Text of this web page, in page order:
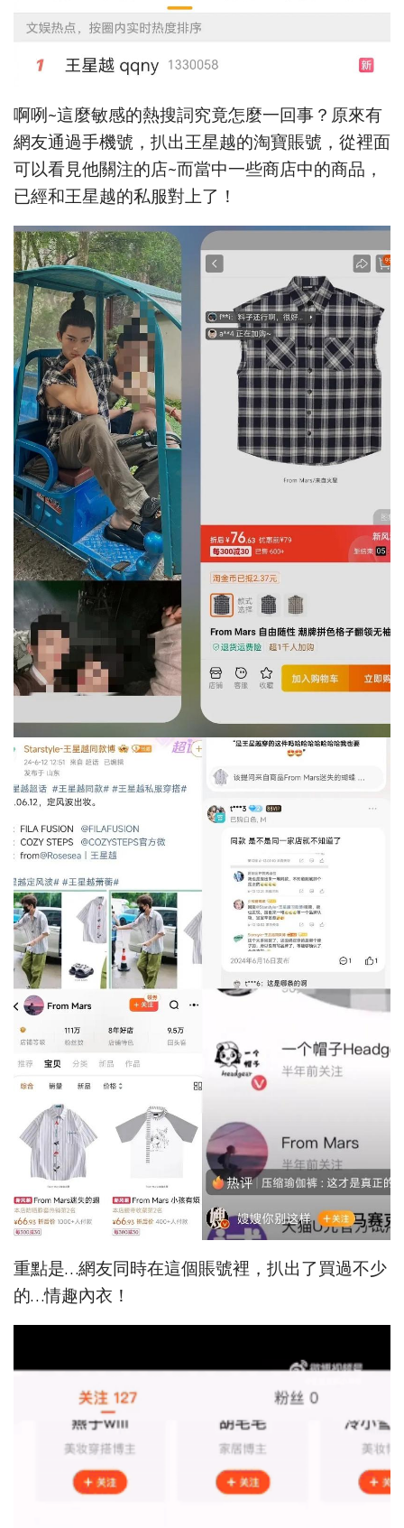
啊咧~這麼敏感的熱搜詞究竟怎麼一回事？原來有
網友通過手機號，扒出王星越的淘寶賬號，從裡面
可以看見他關注的店~而當中一些商店中的商品，
已經和王星越的私服對上了！
重點是…網友同時在這個賬號裡，扒出了買過不少
的…情趣內衣！